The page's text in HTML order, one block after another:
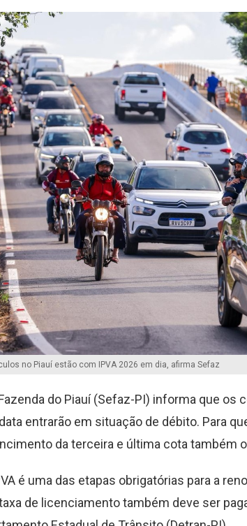
no Piauí estão com IPVA 2026 em dia, afirma Sefaz
do Piauí (Sefaz-PI) informa que os
entrarão em situação de débito. Para
da terceira e última cota também
é uma das etapas obrigatórias para a
de licenciamento também deve ser